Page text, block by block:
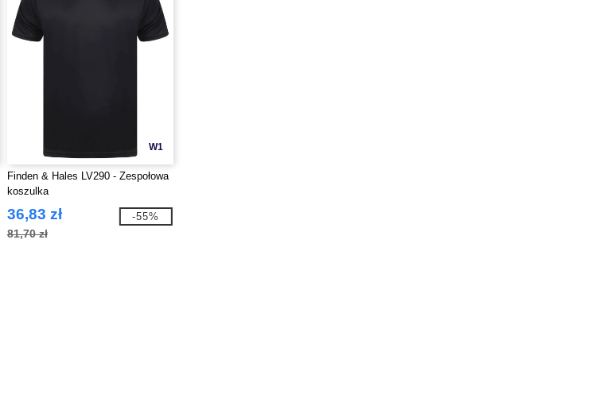
W1
Finden & Hales LV290 - Zespołowa
koszulka
36,83 zł
81,70 zł
-55%